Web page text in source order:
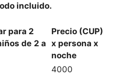
incluido.
para 2
de 2 a
Precio (CUP)
x persona x
noche
4000